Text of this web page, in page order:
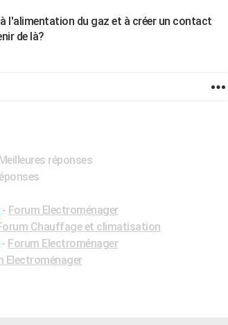
l'alimentation du gaz et à créer un contact
de là?
réponses
- Forum Electroménager
Chauffage et climatisation
- Forum Electroménager
Electroménager